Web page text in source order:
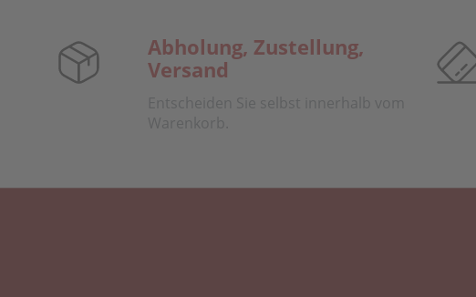
Abholung, Zustellung,
Versand
Entscheiden Sie selbst innerhalb vom
Warenkorb.